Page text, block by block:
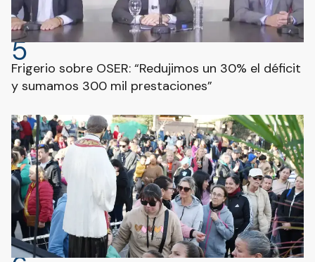
5
Frigerio sobre OSER: “Redujimos un 30% el déficit
y sumamos 300 mil prestaciones”